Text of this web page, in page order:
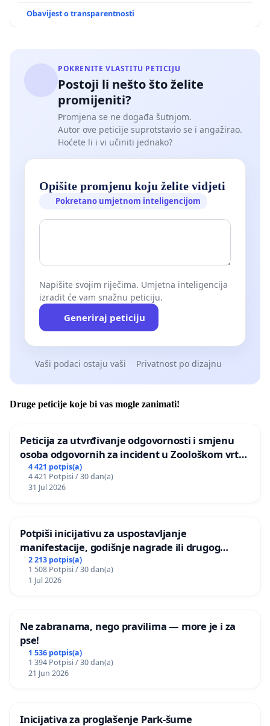
Obavijest o transparentnosti
POKRENITE VLASTITU PETICIJU
Postoji li nešto što želite
promijeniti?
Promjena se ne događa šutnjom.
Autor ove peticije suprotstavio se i angažirao.
Hoćete li i vi učiniti jednako?
Opišite promjenu koju želite vidjeti
Pokretano umjetnom inteligencijom
Napišite svojim riječima. Umjetna inteligencija
izradit će vam snažnu peticiju.
Generiraj peticiju
Vaši podaci ostaju vaši Privatnost po dizajnu
Druge peticije koje bi vas mogle zanimati!
Peticija za utvrđivanje odgovornosti i smjenu
osoba odgovornih za incident u Zoološkom vrtu
Grada Zagreba
4 421 potpis(a)
4 421 Potpisi / 30 dan(a)
31 Jul 2026
Potpiši inicijativu za uspostavljanje
manifestacije, godišnje nagrade ili drugog
javnog događaja „Edin Avdić“ u Sarajevu
2 213 potpis(a)
1 508 Potpisi / 30 dan(a)
1 Jul 2026
Ne zabranama, nego pravilima — more je i za
pse!
1 536 potpis(a)
1 394 Potpisi / 30 dan(a)
21 Jun 2026
Inicijativa za proglašenje Park-šume